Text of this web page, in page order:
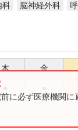
科 脳神経外科
木 金
に必ず医療機関に